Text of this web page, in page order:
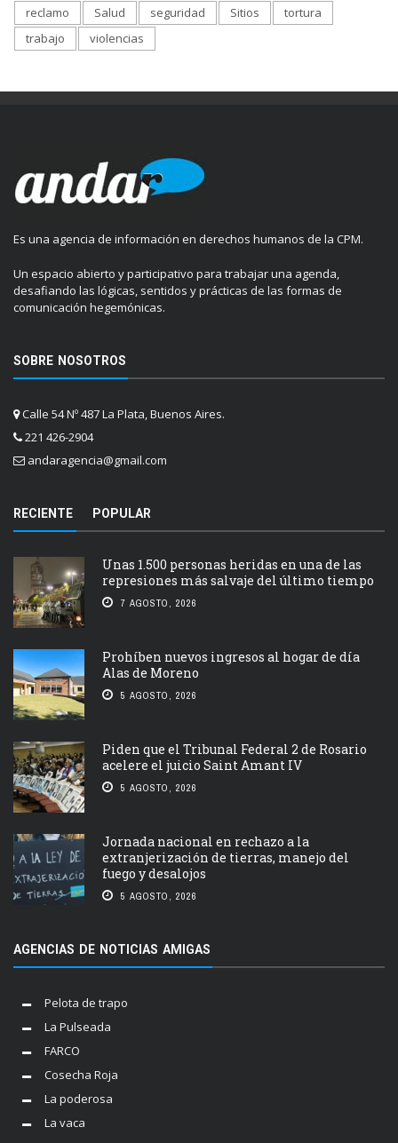
reclamo
Salud seguridad Sitios
tortura
trabajo
violencias
Es una agencia de información en derechos humanos de la CPM.
Un espacio abierto y participativo para trabajar una agenda,
desafiando las lógicas, sentidos y prácticas de las formas de
comunicación hegemónicas.
SOBRE NOSOTROS
Calle 54 Nº 487 La Plata, Buenos Aires.
221 426-2904
andaragencia@gmail.com
RECIENTE POPULAR
Unas 1.500 personas heridas en una de las
represiones más salvaje del último tiempo
7 AGOSTO, 2026
Prohíben nuevos ingresos al hogar de día
Alas de Moreno
5 AGOSTO, 2026
Piden que el Tribunal Federal 2 de Rosario
acelere el juicio Saint Amant IV
5 AGOSTO, 2026
Jornada nacional en rechazo a la
extranjerización de tierras, manejo del
fuego y desalojos
5 AGOSTO, 2026
AGENCIAS DE NOTICIAS AMIGAS
Pelota de trapo
La Pulseada
FARCO
Cosecha Roja
La poderosa
La vaca